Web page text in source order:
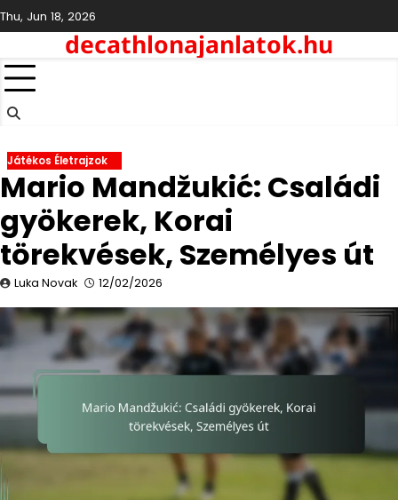
Skip
to
Thu, Jun 18, 2026
decathlonajanlatok.hu
Játékos Életrajzok
Mario Mandžukić: Családi
gyökerek, Korai
törekvések, Személyes út
Luka Novak 12/02/2026